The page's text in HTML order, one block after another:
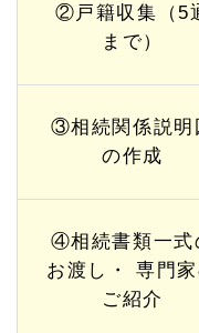
格】
1.
1
の関
連ペ
ージ
②戸籍収集（5
まで）
③相続関係説明
の作成
④相続書類一式
お渡し・ 専門
ご紹介